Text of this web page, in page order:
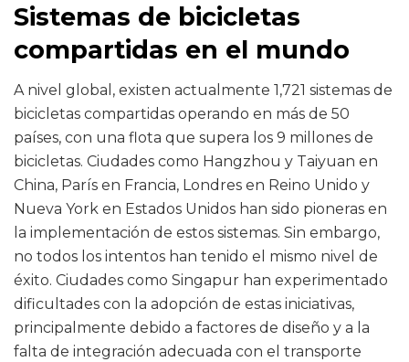
Sistemas de bicicletas
compartidas en el mundo
A nivel global, existen actualmente 1,721 sistemas de
bicicletas compartidas operando en más de 50
países, con una flota que supera los 9 millones de
bicicletas. Ciudades como Hangzhou y Taiyuan en
China, París en Francia, Londres en Reino Unido y
Nueva York en Estados Unidos han sido pioneras en
la implementación de estos sistemas. Sin embargo,
no todos los intentos han tenido el mismo nivel de
éxito. Ciudades como Singapur han experimentado
dificultades con la adopción de estas iniciativas,
principalmente debido a factores de diseño y a la
falta de integración adecuada con el transporte